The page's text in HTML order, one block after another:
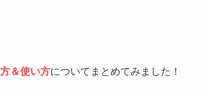
＆使い方についてまとめてみました！